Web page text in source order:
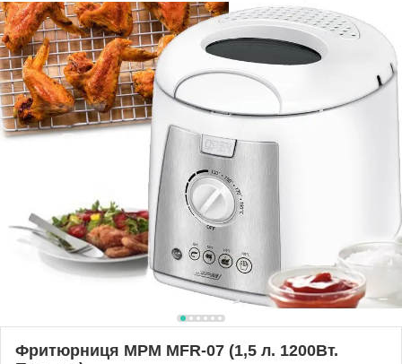
Фритюрниця MPM MFR-07 (1,5 л. 1200Вт.